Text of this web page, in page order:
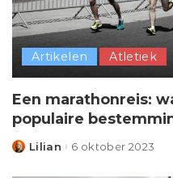
Artikelen Atletiek
Een marathonreis:
populaire
Posted
Lilian 6 oktober 2023